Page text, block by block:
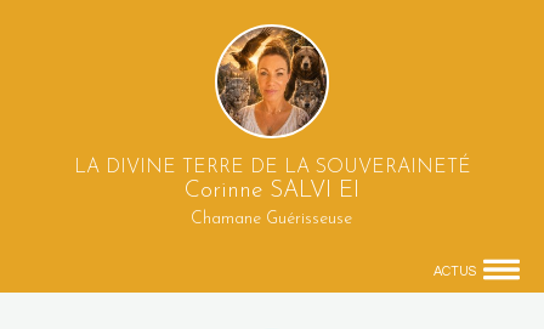
LA DIVINE TERRE DE LA SOUVERAINETÉ
Corinne SALVI EI
Chamane Guérisseuse
ACTUS